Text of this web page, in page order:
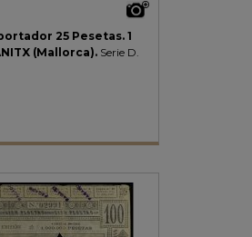
25 Pesetas.1
(Mallorca). Serie D.